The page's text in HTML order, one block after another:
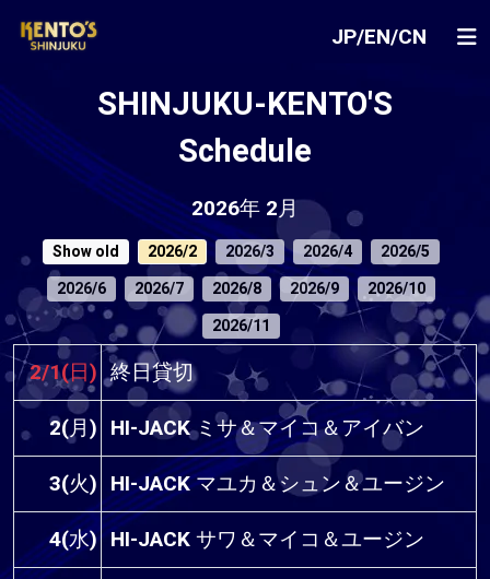
JP/EN/CN
SHINJUKU-KENTO'S
Schedule
2026年 2月
Show old 2026/2 2026/3 2026/4
2026/5
2026/6
2026/7 2026/8 2026/9
2026/10
2026/11
2/1(日) 終日貸切
2(月) HI-JACK ミサ＆マイコ＆アイバン
3(火) HI-JACK マユカ＆シュン＆ユージン
4(水) HI-JACK サワ＆マイコ＆ユージン